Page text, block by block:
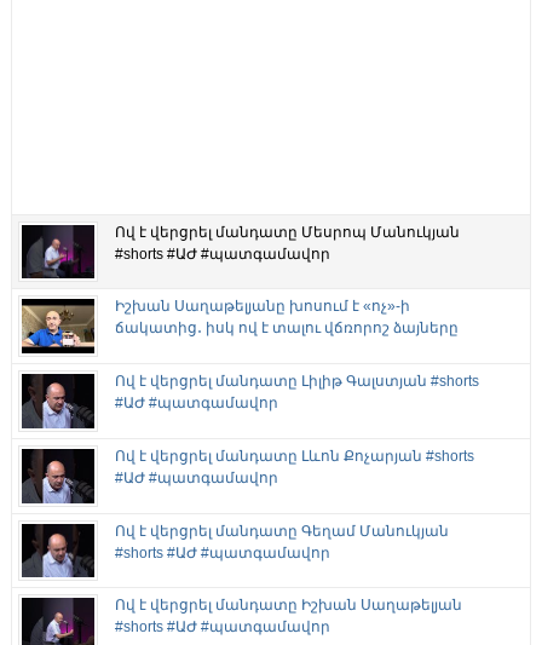
Ով է վերցրել մանդատը Մեսրոպ Մանուկյան
#shorts #ԱԺ #պատգամավոր
Իշխան Սաղաթելյանը խոսում է «ոչ»-ի
ճակատից․ իսկ ով է տալու վճռորոշ ձայները
Ով է վերցրել մանդատը Լիլիթ Գալստյան #shorts
#ԱԺ #պատգամավոր
Ով է վերցրել մանդատը Լևոն Քոչարյան #shorts
#ԱԺ #պատգամավոր
Ով է վերցրել մանդատը Գեղամ Մանուկյան
#shorts #ԱԺ #պատգամավոր
Ով է վերցրել մանդատը Իշխան Սաղաթելյան
#shorts #ԱԺ #պատգամավոր